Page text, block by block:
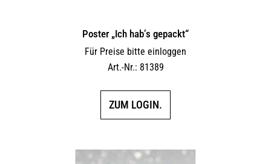
Poster „Ich hab’s gepackt“
Für Preise bitte einloggen
Art.-Nr.: 81389
ZUM LOGIN.